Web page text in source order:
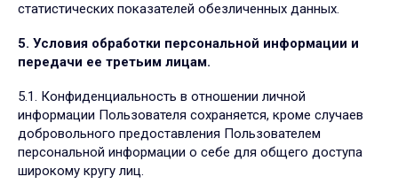
статистических показателей обезличенных данных.
5. Условия обработки персональной информации и
передачи ее третьим лицам.
5.1. Конфиденциальность в отношении личной
информации Пользователя сохраняется, кроме случаев
добровольного предоставления Пользователем
персональной информации о себе для общего доступа
широкому кругу лиц.